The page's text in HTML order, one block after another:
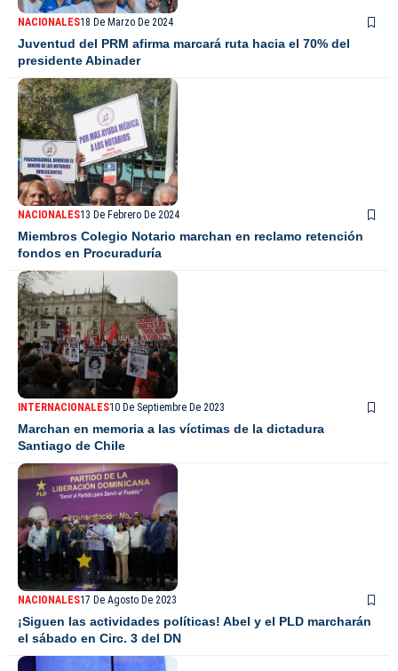
NACIONALES18 De Marzo De 2024
Juventud del PRM afirma marcará ruta hacia el 70% del
presidente Abinader
NACIONALES13 De Febrero De 2024
Miembros Colegio Notario marchan en reclamo retención
fondos en Procuraduría
INTERNACIONALES10 De Septiembre De 2023
Marchan en memoria a las víctimas de la dictadura
Santiago de Chile
NACIONALES17 De Agosto De 2023
¡Siguen las actividades políticas! Abel y el PLD marcharán
el sábado en Circ. 3 del DN